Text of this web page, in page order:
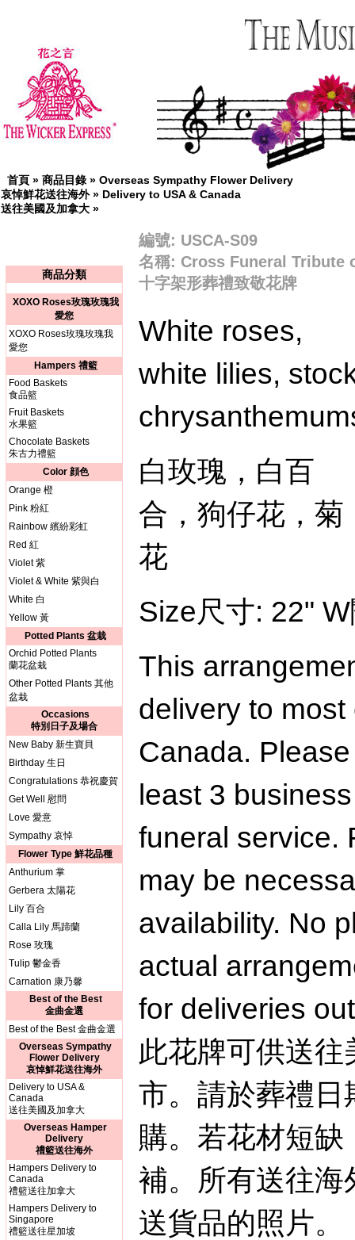
首頁 » 商品目錄 » Overseas Sympathy Flower Delivery
哀悼鮮花送往海外» Delivery to USA & Canada
送往美國及加拿大 »
商品分類
XOXO Roses玫瑰玫瑰我
愛您
XOXO Roses玫瑰玫瑰我
愛您
Hampers 禮籃
Food Baskets
食品籃
Fruit Baskets
水果籃
Chocolate Baskets
朱古力禮籃
Color 顔色
Orange 橙
Pink 粉紅
Rainbow 繽紛彩虹
Red 紅
Violet 紫
Violet & White 紫與白
White 白
Yellow 黃
Potted Plants 盆栽
Orchid Potted Plants
蘭花盆栽
Other Potted Plants 其他
盆栽
Occasions
特別日子及場合
New Baby 新生寶貝
Birthday 生日
Congratulations 恭祝慶賀
Get Well 慰問
Love 愛意
Sympathy 哀悼
Flower Type 鮮花品種
Anthurium 掌
Gerbera 太陽花
Lily 百合
Calla Lily 馬蹄蘭
Rose 玫瑰
Tulip 鬱金香
Carnation 康乃馨
Best of the Best
金曲金選
Best of the Best 金曲金選
Overseas Sympathy
Flower Delivery
哀悼鮮花送往海外
Delivery to USA &
Canada
送往美國及加拿大
Overseas Hamper
Delivery
禮籃送往海外
Hampers Delivery to
Canada
禮籃送往加拿大
Hampers Delivery to
Singapore
禮籃送往星加坡
編號: USCA-S09
名稱: Cross Funeral Tribute
十字架形葬禮致敬花牌
White roses,
white lilies,
白玫瑰，白百
合，狗仔花，菊
花
Size尺寸: 22"
This
delivery to
Canada.
least 3
funeral service.
may be
availability. No
actual
for deliveries
此花牌可供送
市。請於葬禮日
購。若花材短
補。所有送往海
送貨品的照片。